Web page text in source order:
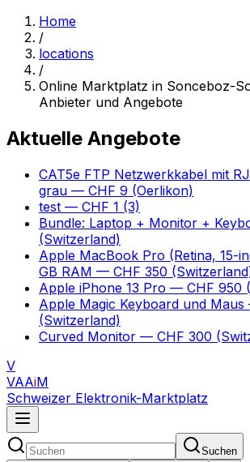
Home
/
locations
/
Online Marktplatz in Sonceboz-
Anbieter und Angebote
Aktuelle Angebote
CAT5e FTP Netzwerkkabel mit
grau — CHF 9 (Oerlikon)
test — CHF 1 (3)
Bundle: Laptop + Monitor +
(Switzerland)
Apple MacBook Pro (Retina, 15-
GB RAM — CHF 350
Apple iPhone 13 Pro — CHF 950
Apple Magic Keyboard und Maus
(Switzerland)
Curved Monitor — CHF 300
V
VAAiM
Schweizer Elektronik-Marktplatz
Suchen